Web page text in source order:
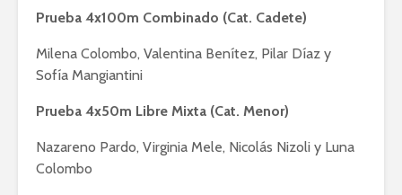
Prueba 4x100m Combinado (Cat. Cadete)
Milena Colombo, Valentina Benítez, Pilar Díaz y
Sofía Mangiantini
Prueba 4x50m Libre Mixta (Cat. Menor)
Nazareno Pardo, Virginia Mele, Nicolás Nizoli y Luna
Colombo